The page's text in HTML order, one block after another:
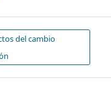
del cambio